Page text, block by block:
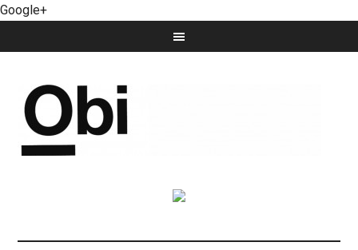
Google+